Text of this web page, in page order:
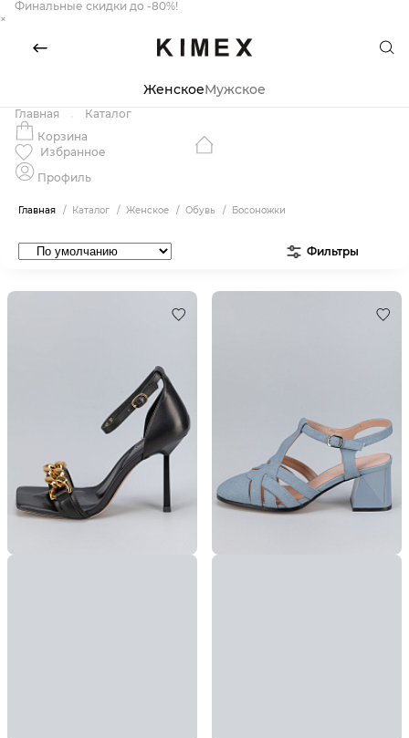
Финальные скидки до -80%!
×
ЖенскоеМужское
Главная
Каталог
Корзина
Избранное
Профиль
Главная Каталог Женское Обувь Босоножки
Фильтры